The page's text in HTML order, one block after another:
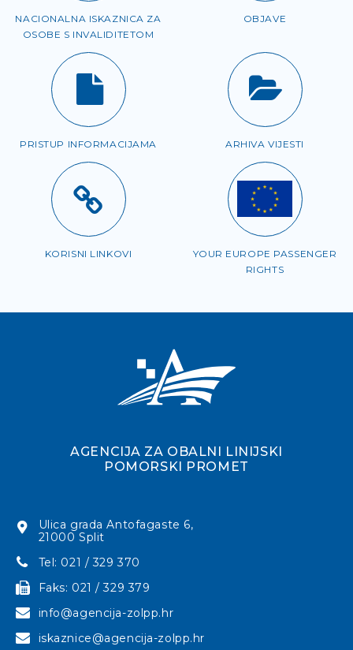
NACIONALNA ISKAZNICA ZA
OSOBE S INVALIDITETOM
OBJAVE
PRISTUP INFORMACIJAMA ARHIVA VIJESTI
KORISNI LINKOVI
YOUR EUROPE PASSENGER
RIGHTS
AGENCIJA ZA OBALNI LINIJSKI
POMORSKI PROMET
Ulica grada Antofagaste 6,
21000 Split
Tel: 021 / 329 370
Faks: 021 / 329 379
info@agencija-zolpp.hr
iskaznice@agencija-zolpp.hr